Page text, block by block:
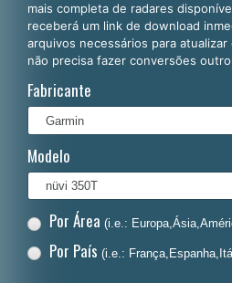
English
Español
Français
Polski
Nederlands
Dansk
mais completa de radares
receberá um link de download
arquivos necessários para
não precisa fazer conversões
Fabricante
Modelo
Por Área (i.e.:
Por País (i.e.: